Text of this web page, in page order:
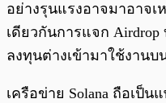
อย่างรุนแรงอาจมาอาจ
เดียวกันการแจก
ลงทุนต่างเข้ามาใช้งานบ
เครือข่าย Solana ถือเป็น